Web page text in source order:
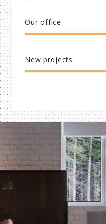
Our office
New projects